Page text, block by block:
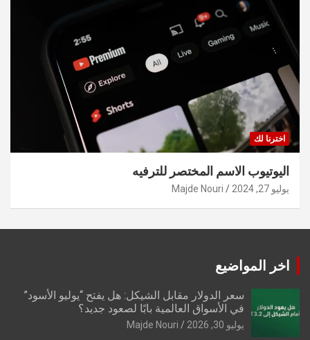
اخترنا لك
اليوتيوب الاسم المختصر للترفيه
يوليو 27, 2024 Majde Nouri
اخر المواضيع
سعر الدولار مقابل الشيكل: هل يفتح “يوليو الأسود”
في الأسواق العالمية بابًا لصعود جديد؟
يوليو 30, 2026 Majde Nouri